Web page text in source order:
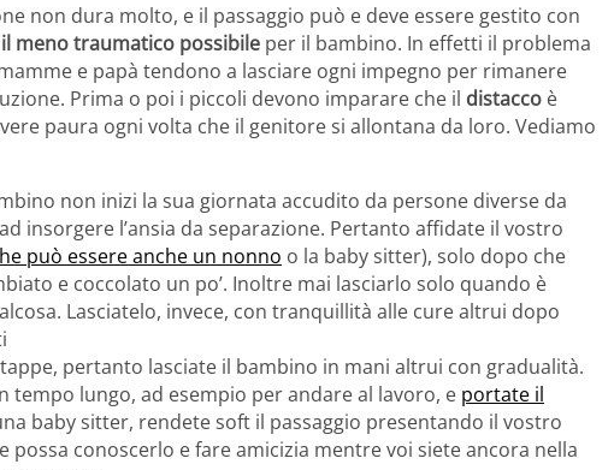
non dura molto, e il passaggio può e deve essere gestito con
il meno traumatico possibile per il bambino. In effetti il problema
e papà tendono a lasciare ogni impegno per rimanere
Prima o poi i piccoli devono imparare che il distacco è
paura ogni volta che il genitore si allontana da loro. Vediamo
non inizi la sua giornata accudito da persone diverse da
insorgere l’ansia da separazione. Pertanto affidate il vostro
può essere anche un nonno o la baby sitter), solo dopo che
e coccolato un po’. Inoltre mai lasciarlo solo quando è
Lasciatelo, invece, con tranquillità alle cure altrui dopo
tappe, pertanto lasciate il bambino in mani altrui con gradualità.
tempo lungo, ad esempio per andare al lavoro, e portate il
baby sitter, rendete soft il passaggio presentando il vostro
possa conoscerlo e fare amicizia mentre voi siete ancora nella